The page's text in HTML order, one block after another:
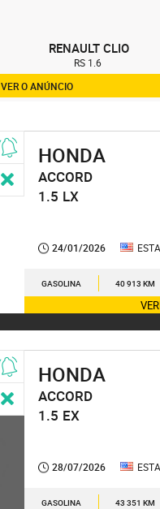
RENAULT CLIO
RS 1.6
VER O ANÚNCIO
HONDA
ACCORD
1.5 LX
24/01/2026
GASOLINA 40 913 KM
HONDA
ACCORD
1.5 EX
28/07/2026
GASOLINA 43 351 KM